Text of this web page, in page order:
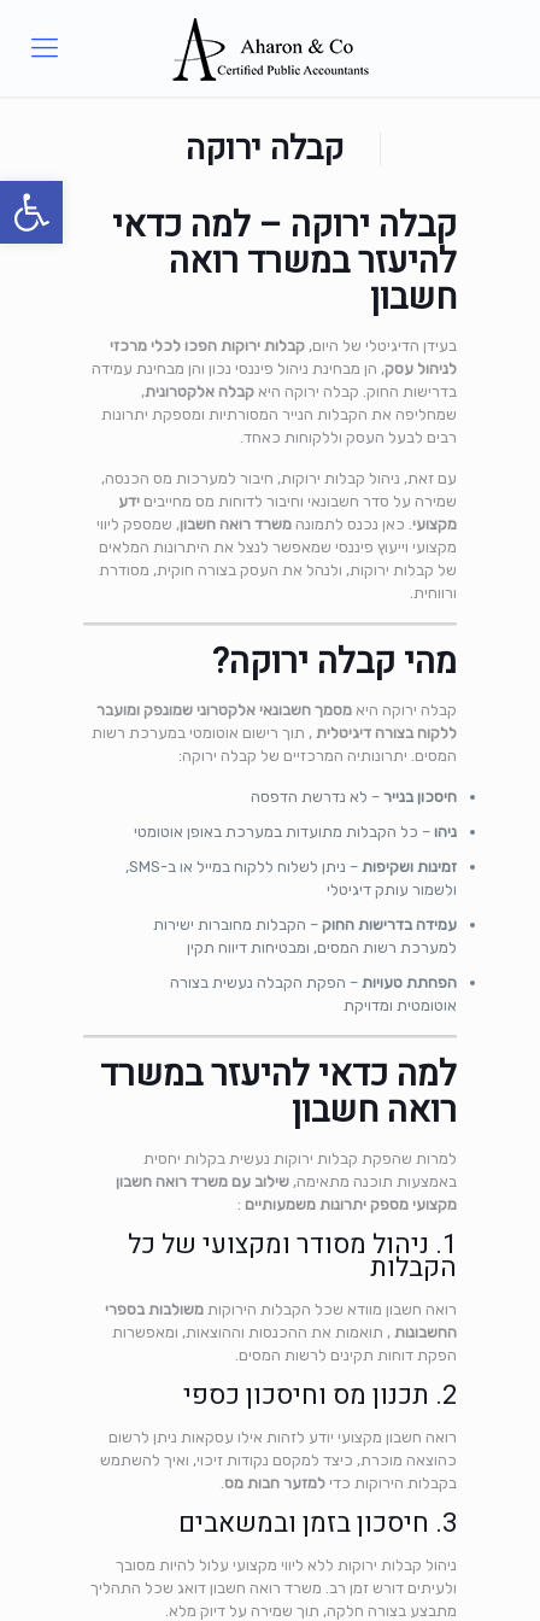
פתח
קבלה ירוקה
קבלה ירוקה – למה כדאי
להיעזר במשרד רואה
חשבון
בעידן הדיגיטלי של היום,קבלות ירוקות הפכו לכלי מרכזי
לניהול עסק, הן מבחינת ניהול פיננסי נכון והן מבחינת עמידה
בדרישות החוק. קבלה ירוקה היאקבלה אלקטרונית,
שמחליפה את הקבלות הנייר המסורתיות ומספקת יתרונות
רבים לבעל העסק וללקוחות כאחד.
עם זאת, ניהול קבלות ירוקות, חיבור למערכות מס הכנסה,
שמירה על סדר חשבונאי וחיבור לדוחות מס מחייביםידע
מקצועי. כאן נכנס לתמונהמשרד רואה חשבון, שמספק ליווי
מקצועי וייעוץ פיננסי שמאפשר לנצל את היתרונות המלאים
של קבלות ירוקות, ולנהל את העסק בצורה חוקית, מסודרת
ורווחית.
מהי קבלה ירוקה?
קבלה ירוקה היאמסמך חשבונאי אלקטרוני שמונפק ומועבר
ללקוח בצורה דיגיטלית, תוך רישום אוטומטי במערכת רשות
המסים. יתרונותיה המרכזיים של קבלה ירוקה:
חיסכון בנייר – לא נדרשת הדפסה
ניהו – כל הקבלות מתועדות במערכת באופן אוטומטי
זמינות ושקיפות
– ניתן לשלוח ללקוח במייל או ב-SMS,
ולשמור עותק דיגיטלי
עמידה בדרישות החוק – הקבלות מחוברות ישירות
למערכת רשות המסים, ומבטיחות דיווח תקין
הפחתת טעויות – הפקת הקבלה נעשית בצורה
אוטומטית ומדויקת
למה כדאי להיעזר במשרד
רואה חשבון
למרות שהפקת קבלות ירוקות נעשית בקלות יחסית
באמצעות תוכנה מתאימה,שילוב עם משרד רואה חשבון
מקצועי מספק יתרונות משמעותיים :
1. ניהול מסודר ומקצועי של כל
הקבלות
רואה חשבון מוודא שכל הקבלות הירוקותמשולבות בספרי
החשבונות, תואמות את ההכנסות וההוצאות, ומאפשרות
הפקת דוחות תקינים לרשות המסים.
2. תכנון מס וחיסכון כספי
רואה חשבון מקצועי יודע לזהות אילו עסקאות ניתן לרשום
כהוצאה מוכרת, כיצד למקסם נקודות זיכוי, ואיך להשתמש
בקבלות הירוקות כדילמזער חבות מס.
3. חיסכון בזמן ובמשאבים
ניהול קבלות ירוקות ללא ליווי מקצועי עלול להיות מסובך
ולעיתים דורש זמן רב. משרד רואה חשבון דואג שכל התהליך
מתבצע בצורה חלקה, תוך שמירה על דיוק מלא.